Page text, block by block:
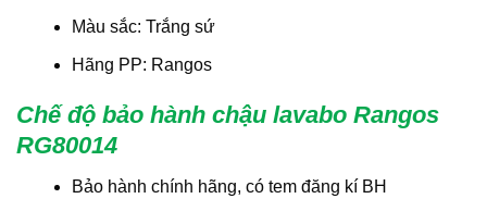
Màu sắc: Trắng sứ
Hãng PP: Rangos
Chế độ bảo hành chậu lavabo Rangos
RG80014
Bảo hành chính hãng, có tem đăng kí BH